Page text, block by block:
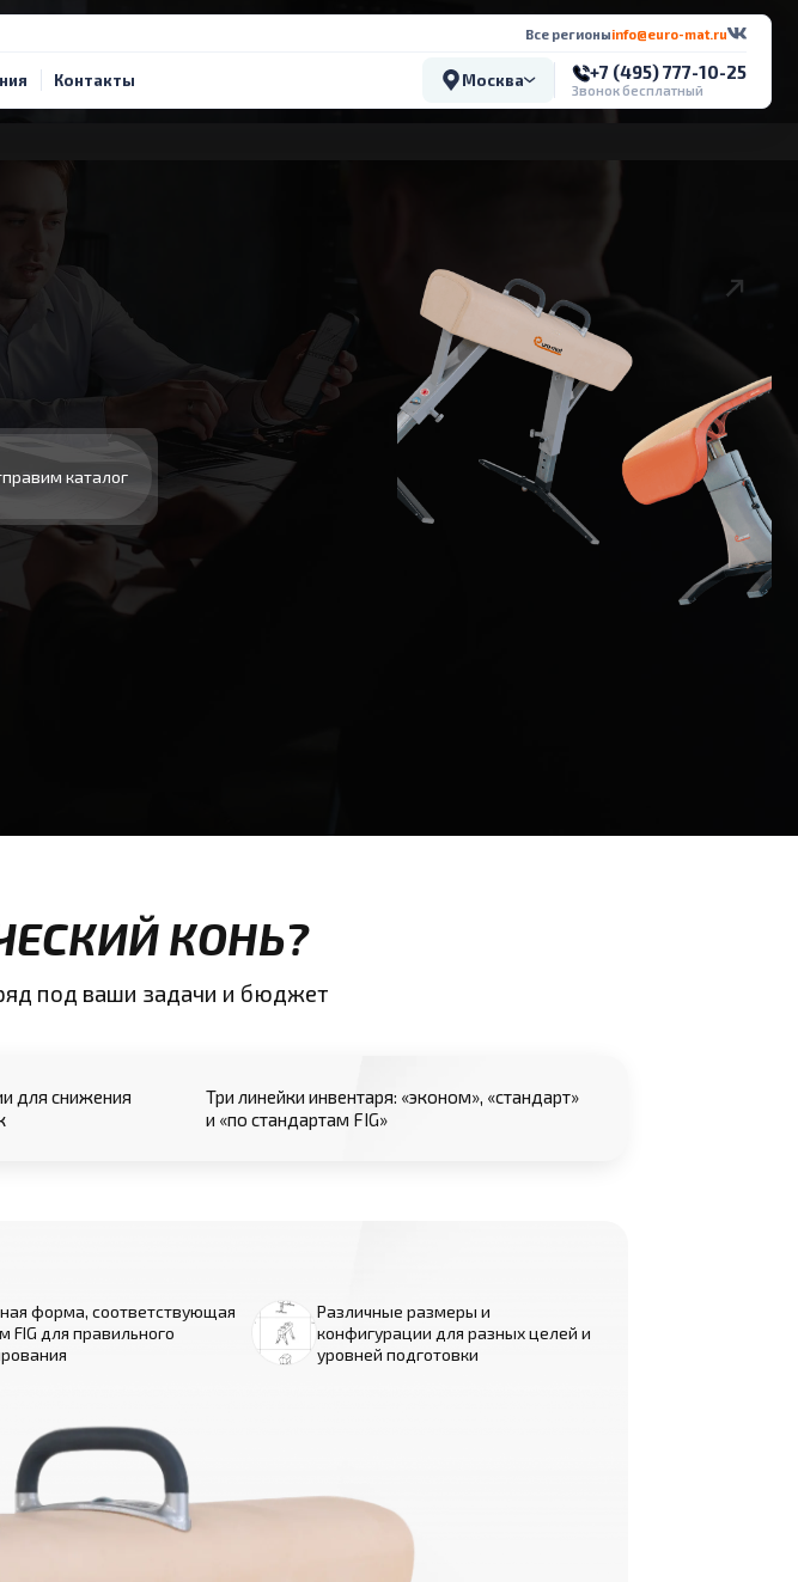
Все регионыinfo@euro-mat.ru
Контакты Москва +7 (495) 777-10-25
Звонок бесплатный
каталог
КОНЬ?
под ваши задачи и бюджет
для снижения
Три линейки инвентаря: «эконом», «стандарт»
и «по стандартам FIG»
форма, соответствующая
FIG для правильного
Различные размеры и
конфигурации для разных целей и
уровней подготовки